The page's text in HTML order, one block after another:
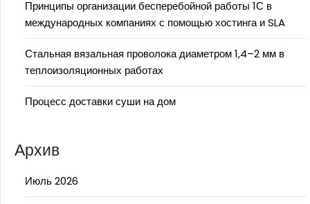
Принципы организации бесперебойной работы 1С в
международных компаниях с помощью хостинга и SLA
Стальная вязальная проволока диаметром 1,4–2 мм в
теплоизоляционных работах
Процесс доставки суши на дом
Архив
Июль 2026